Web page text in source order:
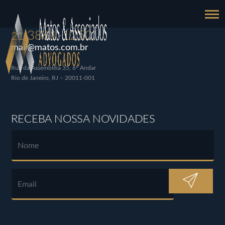
213861-1250
mail@matos.com.br
Rua da Assembléia 35, 6º Andar
Rio de Janeiro, RJ – 20011-001
RECEBA NOSSA NOVIDADES